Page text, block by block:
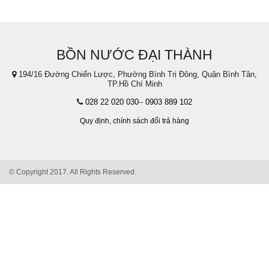
BỒN NƯỚC ĐẠI THÀNH
194/16 Đường Chiến Lược, Phường Bình Trị Đông, Quận Bình Tân,
TP.Hồ Chí Minh
028 22 020 030– 0903 889 102
Quy định, chính sách đổi trả hàng
© Copyright 2017. All Rights Reserved.